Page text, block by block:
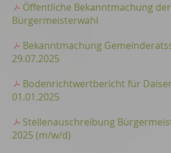
Öffentliche Bekanntmachung der
Bürgermeisterwahl
Bekanntmachung
29.07.2025
Bodenrichtwertbericht für
01.01.2025
Stellenauschreibung
2025 (m/w/d)